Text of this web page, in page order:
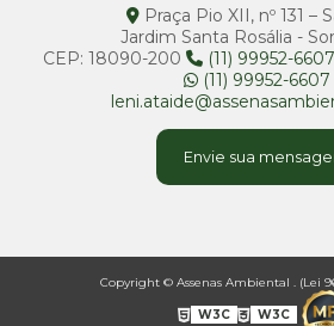
Palestras ambientais
Palestras ambientais em são paulo
Parecer juridico ambiental em são paulo
Parecer tecnico ambiental em são paulo
Praça Pio XII, nº 131 –
Jardim Santa Rosália -
CEP: 18090-200
(11) 99952-6607
(11) 99952-6607
Envie sua
Copyright © Assenas Ambiental . (Lei
W3C W3C